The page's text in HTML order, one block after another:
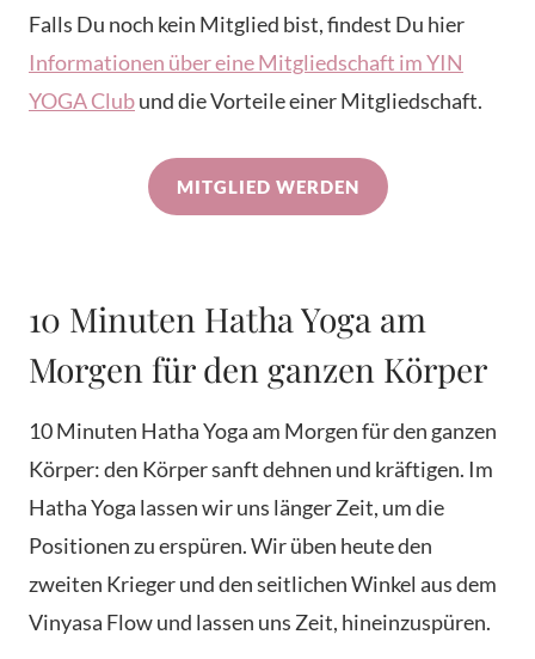
Falls Du noch kein Mitglied bist, findest Du hier
Informationen über eine Mitgliedschaft im YIN
YOGA Clubund die Vorteile einer Mitgliedschaft.
MITGLIED WERDEN
10 Minuten Hatha Yoga am
Morgen für den ganzen Körper
10 Minuten Hatha Yoga am Morgen für den ganzen
Körper: den Körper sanft dehnen und kräftigen. Im
Hatha Yoga lassen wir uns länger Zeit, um die
Positionen zu erspüren. Wir üben heute den
zweiten Krieger und den seitlichen Winkel aus dem
Vinyasa Flow und lassen uns Zeit, hineinzuspüren.